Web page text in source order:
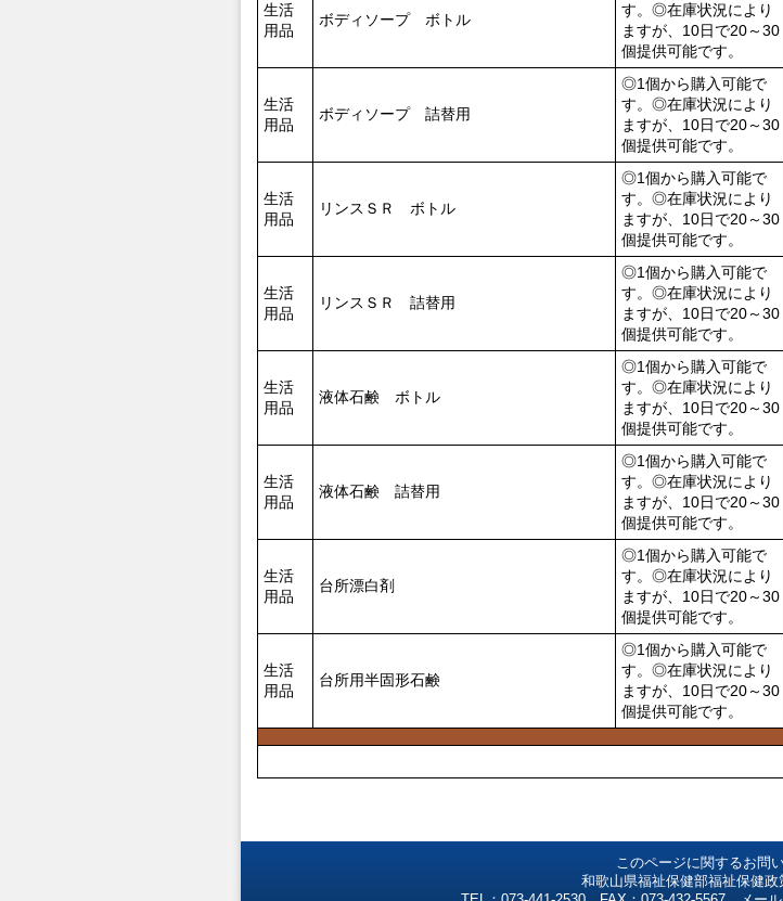
生活
用品
ボディソープ ボトル
す。◎在庫状況により
ますが、10日で20～30
個提供可能です。
生活
用品
ボディソープ 詰替用
◎1個から購入可能で
す。◎在庫状況により
ますが、10日で20～30
個提供可能です。
生活
用品
リンスＳＲ ボトル
◎1個から購入可能で
す。◎在庫状況により
ますが、10日で20～30
個提供可能です。
生活
用品
リンスＳＲ 詰替用
◎1個から購入可能で
す。◎在庫状況により
ますが、10日で20～30
個提供可能です。
生活
用品
液体石鹸 ボトル
◎1個から購入可能で
す。◎在庫状況により
ますが、10日で20～30
個提供可能です。
生活
用品
液体石鹸 詰替用
◎1個から購入可能で
す。◎在庫状況により
ますが、10日で20～30
個提供可能です。
生活
用品
台所漂白剤
◎1個から購入可能で
す。◎在庫状況により
ますが、10日で20～30
個提供可能です。
生活
用品
台所用半固形石鹸
◎1個から購入可能で
す。◎在庫状況により
ますが、10日で20～30
個提供可能です。
このページに関するお問
和歌山県福祉保健部福祉保健政